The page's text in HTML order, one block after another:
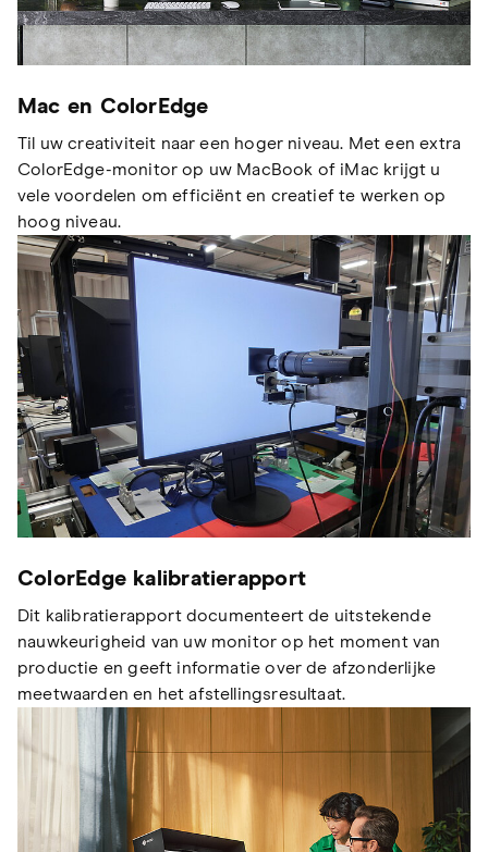
Mac en ColorEdge
Til uw creativiteit naar een hoger niveau. Met een extra
ColorEdge-monitor op uw MacBook of iMac krijgt u
vele voordelen om efficiënt en creatief te werken op
hoog niveau.
ColorEdge kalibratierapport
Dit kalibratierapport documenteert de uitstekende
nauwkeurigheid van uw monitor op het moment van
productie en geeft informatie over de afzonderlijke
meetwaarden en het afstellingsresultaat.